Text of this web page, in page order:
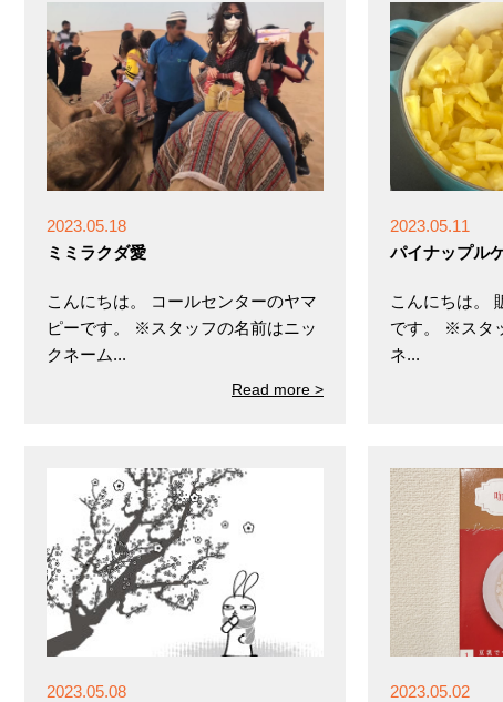
2023.05.18
ミミラクダ愛
こんにちは。 コールセンターのヤマ
ピーです。 ※スタッフの名前はニッ
クネーム...
Read more >
2023.05.11
パイナップル
こんにちは。
です。 ※スタ
ネ...
2023.05.08
2023.05.02